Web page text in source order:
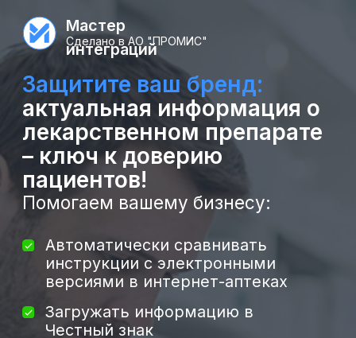
Защитите ваш бренд:
актуальная информация о
лекарственном препарате
– ключ к доверию
пациентов!
Мастер
интеграций
Сделано в АО "ПРОМИС"
Помогаем вашему бизнесу:
Автоматически сравнивать
инструкции с электронными
версиями в интернет-аптеках
Быстро обмениваться
актуальными данными с